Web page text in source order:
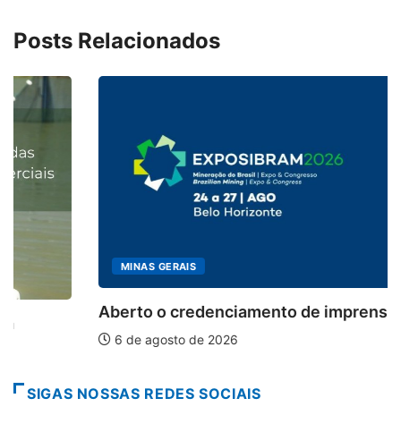
Posts Relacionados
Aberto o credenciamento de imprensa para a...
6 de agosto de 2026
SIGAS NOSSAS REDES SOCIAIS